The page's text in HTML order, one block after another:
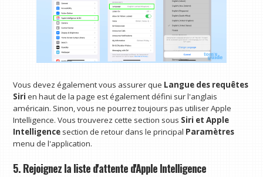
Vous devez également vous assurer que Langue des requêtes
Siri en haut de la page est également défini sur l'anglais
américain. Sinon, vous ne pourrez toujours pas utiliser Apple
Intelligence. Vous trouverez cette section sous Siri et Apple
Intelligence section de retour dans le principal Paramètres
menu de l'application.
5. Rejoignez la liste d'attente d'Apple Intelligence